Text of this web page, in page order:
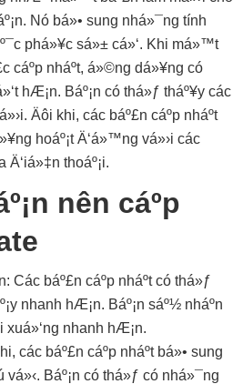
Nó bá»• sung nhá»¯ng tính
phá»¥c sá»± cá»‘. Khi má»™t
cáº­p nháº­t, á»©ng dá»¥ng có
hÆ¡n. Báº¡n có thá»ƒ tháº¥y các
Äôi khi, các báº£n cáº­p nháº­t
hoáº¡t Ä‘á»™ng vá»›i các
Ä‘iá»‡n thoáº¡i.
nên cáº­p
Các báº£n cáº­p nháº­t có thá»ƒ
nhanh hÆ¡n. Báº¡n sáº½ nháº­n
xuá»‘ng nhanh hÆ¡n.
các báº£n cáº­p nháº­t bá»• sung
Báº¡n có thá»ƒ có nhá»¯ng